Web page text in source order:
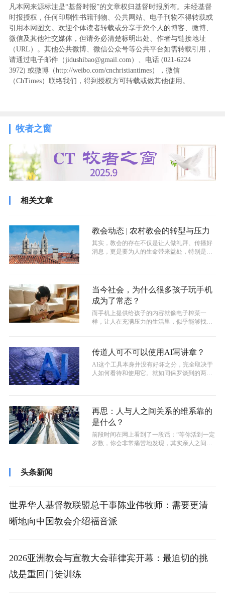
凡本网来源标注是“基督时报”的文章权归基督时报所有。未经基督
时报授权，任何印刷性书籍刊物、公共网站、电子刊物不得转载或
引用本网图文。欢迎个体读者转载或分享于您个人的博客、微博、
微信及其他社交媒体，但请务必清楚标明出处、作者与链接地址
（URL）。其他公共微博、微信公众号等公共平台如需转载引用，
请通过电子邮件（jidushibao@gmail.com）、电话 (021-6224
3972) ‬或微博（http://weibo.com/cnchristiantimes），微信
（ChTimes）联络我们，得到授权方可转载或做其他使用。
牧者之窗
相关文章
教会动态 | 农村教会的转型与压力
其实，教会的存在不仅是让人做礼拜、传播好
消息，更是要为人的生命带来益处，特别是那
当今社会，为什么很多孩子玩手机
成为了常态？
而手机上提供给孩子的内容就像电子榨菜一
样，让人在充满压力的生活里，似乎能够找到
传道人可不可以使用AI写讲章？
AI这个工具本身并没有好坏之分，完全取决于
人如何看待和使用它。就如同保罗谈到的两个
再思：人与人之间关系的维系靠的
是什么？
前段时间在网上看到了一段话：“等你活到一定
岁数，你会非常痛苦地发现，其实亲人之间，
头条新闻
世界华人基督教联盟总干事陈业伟牧师：需要更清
晰地向中国教会介绍福音派
2026亚洲教会与宣教大会菲律宾开幕：最迫切的挑
战是重回门徒训练